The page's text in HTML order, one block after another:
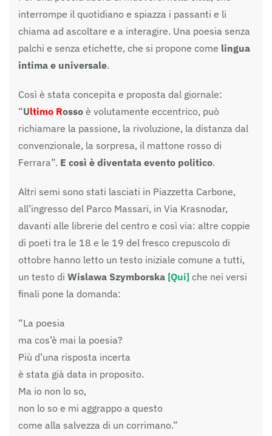
interrompe il quotidiano e spiazza i passanti e li
chiama ad ascoltare e a interagire. Una poesia senza
palchi e senza etichette, che si propone come lingua
intima e universale.
Così è stata concepita e proposta dal giornale:
“Ultimo Rosso è volutamente eccentrico, può
richiamare la passione, la rivoluzione, la distanza dal
convenzionale, la sorpresa, il mattone rosso di
Ferrara”. E così è diventata evento politico.
Altri semi sono stati lasciati in Piazzetta Carbone,
all’ingresso del Parco Massari, in Via Krasnodar,
davanti alle librerie del centro e così via: altre coppie
di poeti tra le 18 e le 19 del fresco crepuscolo di
ottobre hanno letto un testo iniziale comune a tutti,
un testo di Wislawa Szymborska [Qui] che nei versi
finali pone la domanda:
“La poesia
ma cos’è mai la poesia?
Più d’una risposta incerta
è stata già data in proposito.
Ma io non lo so,
non lo so e mi aggrappo a questo
come alla salvezza di un corrimano.”